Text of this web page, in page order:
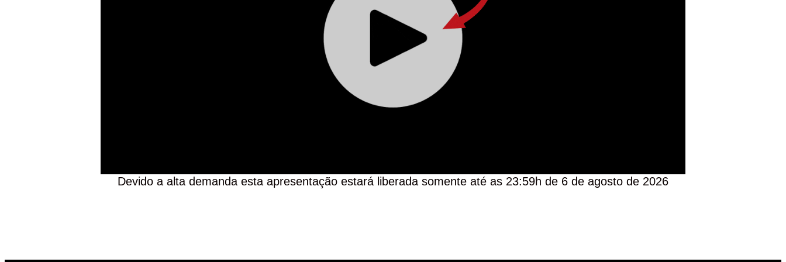
Devido a alta demanda esta apresentação estará liberada somente até as 23:59h de 6 de agosto de 2026